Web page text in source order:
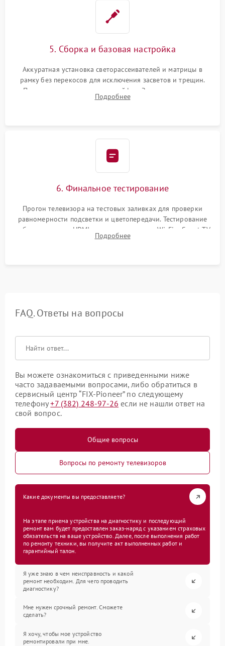
5. Сборка и базовая настройка
Аккуратная установка светорассеивателей и матрицы в
рамку без перекосов для исключения засветов и трещин.
Подключение внутренних шлейфов. Закрытие корпуса.
Сброс настроек и обновление программного обеспечения.
Подробнее
6. Финальное тестирование
Прогон телевизора на тестовых заливках для проверки
равномерности подсветки и цветопередачи. Тестирование
работы разъемов HDMI, динамиков, модуля Wi-Fi и Smart TV
в рабочем режиме в течение нескольких часов.
Подробнее
FAQ. Ответы на вопросы
Вы можете ознакомиться с приведенными ниже
часто задаваемыми вопросами, либо обратиться в
сервисный центр “FIX-Pioneer” по следующему
телефону+7 (382) 248-97-26 если не нашли ответ на
свой вопрос.
Общие вопросы
Вопросы по ремонту телевизоров
Какие документы вы предоставляете?
На этапе приема устройства на диагностику и последующий
ремонт вам будет предоставлен заказ-наряд с указанием страховых
обязательств на ваше устройство. Далее, после выполнения работ
по ремонту техники, вы получите акт выполненных работ и
гарантийный талон.
Я уже знаю в чем неисправность и какой
ремонт необходим. Для чего проводить
диагностику?
Мне нужен срочный ремонт. Сможете
сделать?
Я хочу, чтобы мое устройство
ремонтировали при мне.